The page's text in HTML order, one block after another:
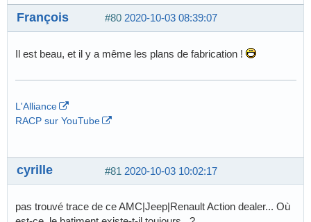
#80 2020-10-03 08:39:07
François
Il est beau, et il y a même les plans de fabrication !
L'Alliance
RACP sur YouTube
#81 2020-10-03 10:02:17
cyrille
pas trouvé trace de ce AMC|Jeep|Renault Action dealer... Où